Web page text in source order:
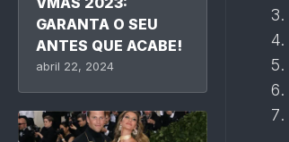
GARANTA O SEU
ANTES QUE ACABE!
abril 22, 2024